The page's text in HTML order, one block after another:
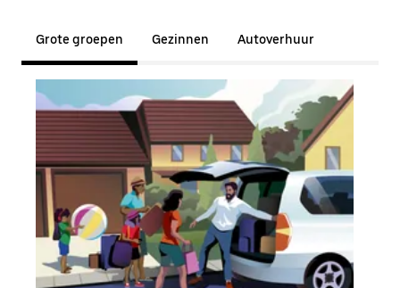
Grote groepen Gezinnen Autoverhuur